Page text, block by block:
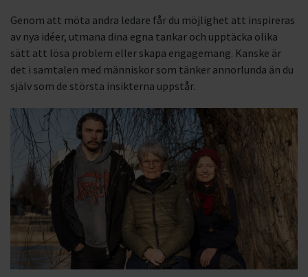
Genom att möta andra ledare får du möjlighet att inspireras
av nya idéer, utmana dina egna tankar och upptäcka olika
sätt att lösa problem eller skapa engagemang. Kanske är
det i samtalen med människor som tänker annorlunda än du
själv som de största insikterna uppstår.